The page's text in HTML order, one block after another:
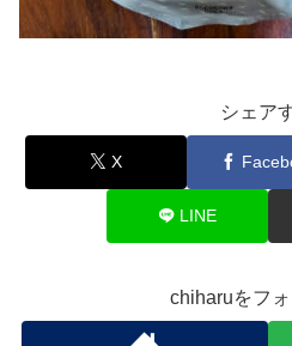
シェア
X
LINE
chiharuをフ